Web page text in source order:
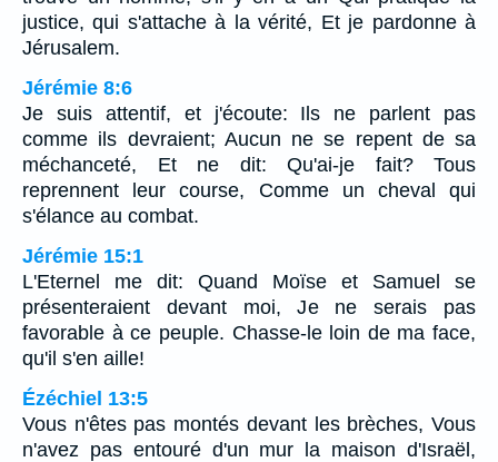
justice, qui s'attache à la vérité, Et je pardonne à
Jérusalem.
Jérémie 8:6
Je suis attentif, et j'écoute: Ils ne parlent pas
comme ils devraient; Aucun ne se repent de sa
méchanceté, Et ne dit: Qu'ai-je fait? Tous
reprennent leur course, Comme un cheval qui
s'élance au combat.
Jérémie 15:1
L'Eternel me dit: Quand Moïse et Samuel se
présenteraient devant moi, Je ne serais pas
favorable à ce peuple. Chasse-le loin de ma face,
qu'il s'en aille!
Ézéchiel 13:5
Vous n'êtes pas montés devant les brèches, Vous
n'avez pas entouré d'un mur la maison d'Israël,